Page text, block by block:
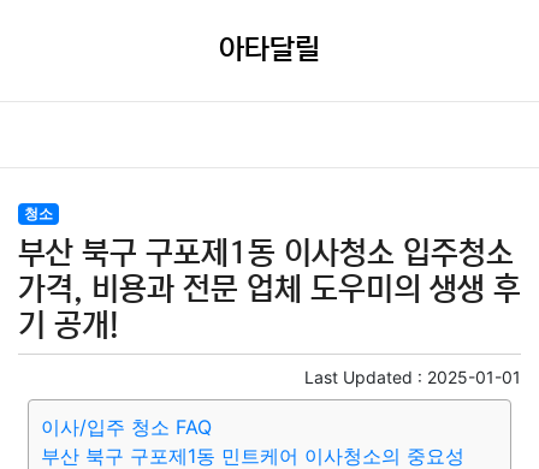
아타달릴
청소
부산 북구 구포제1동 이사청소 입주청소
가격, 비용과 전문 업체 도우미의 생생 후
기 공개!
Last Updated : 2025-01-01
이사/입주 청소 FAQ
부산 북구 구포제1동 민트케어 이사청소의 중요성